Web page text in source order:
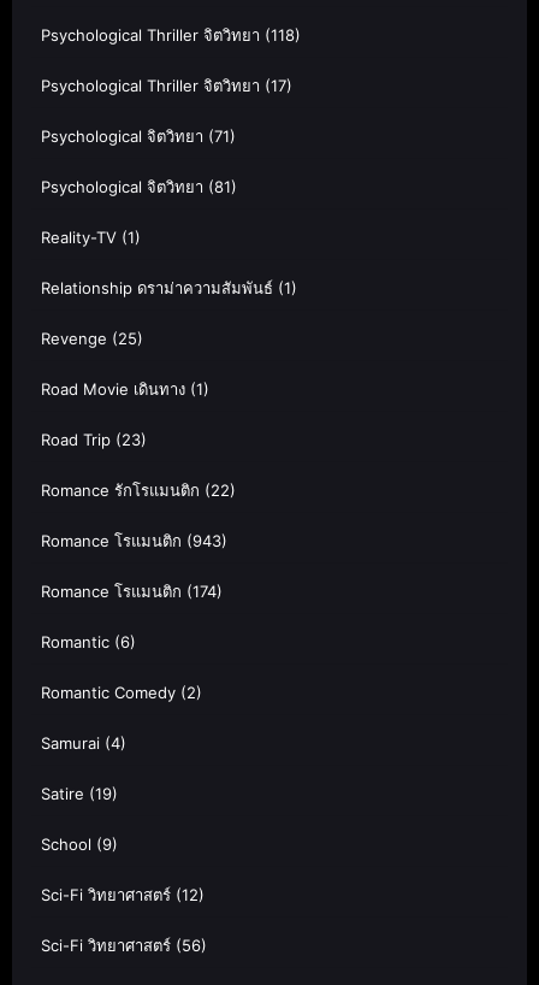
Psychological Thriller จิตวิทยา (118)
Psychological Thriller จิตวิทยา (17)
Psychological จิตวิทยา (71)
Psychological จิตวิทยา (81)
Reality-TV (1)
Relationship ดราม่าความสัมพันธ์ (1)
Revenge (25)
Road Movie เดินทาง (1)
Road Trip (23)
Romance รักโรแมนติก (22)
Romance โรแมนติก (943)
Romance โรแมนติก (174)
Romantic (6)
Romantic Comedy (2)
Samurai (4)
Satire (19)
School (9)
Sci-Fi วิทยาศาสตร์ (12)
Sci-Fi วิทยาศาสตร์ (56)